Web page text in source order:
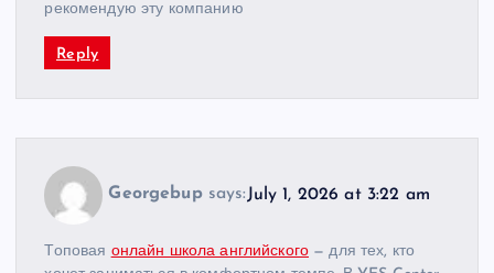
рекомендую эту компанию
Reply
Georgebup says: July 1, 2026 at 3:22 am
Топовая онлайн школа английского — для тех, кто